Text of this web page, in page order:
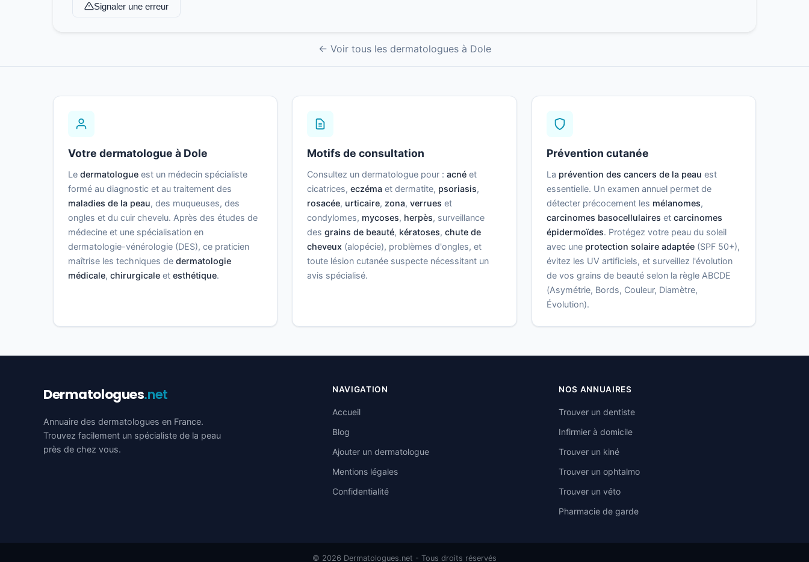
Signaler une erreur
← Voir tous les dermatologues à Dole
Votre dermatologue à Dole
Le dermatologue est un médecin spécialiste
formé au diagnostic et au traitement des
maladies de la peau, des muqueuses, des
ongles et du cuir chevelu. Après des études de
médecine et une spécialisation en
dermatologie-vénérologie (DES), ce praticien
maîtrise les techniques de dermatologie
médicale, chirurgicale et esthétique.
Motifs de consultation
Consultez un dermatologue pour :acné et
cicatrices,eczéma et dermatite, psoriasis,
rosacée, urticaire, zona,verrues et
condylomes, mycoses, herpès, surveillance
desgrains de beauté, kératoses,chute de
cheveux (alopécie), problèmes d'ongles, et
toute lésion cutanée suspecte nécessitant un
avis spécialisé.
Prévention cutanée
La prévention des cancers de la peau est
essentielle. Un examen annuel permet de
détecter précocement les mélanomes,
carcinomes basocellulaires et carcinomes
épidermoïdes. Protégez votre peau du soleil
avec une protection solaire adaptée(SPF 50+),
évitez les UV artificiels, et surveillez l'évolution
de vos grains de beauté selon la règle ABCDE
(Asymétrie, Bords, Couleur, Diamètre,
Évolution).
Dermatologues.net
Annuaire des dermatologues en France.
Trouvez facilement un spécialiste de la peau
près de chez vous.
NAVIGATION
Accueil
Blog
Ajouter un dermatologue
Mentions légales
Confidentialité
NOS ANNUAIRES
Trouver un dentiste
Infirmier à domicile
Trouver un kiné
Trouver un ophtalmo
Trouver un véto
Pharmacie de garde
© 2026 Dermatologues.net - Tous droits réservés